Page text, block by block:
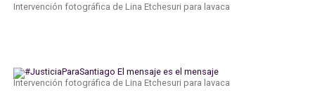
Intervención fotográfica de Lina Etchesuri para lavaca
Intervención fotográfica de Lina Etchesuri para lavaca